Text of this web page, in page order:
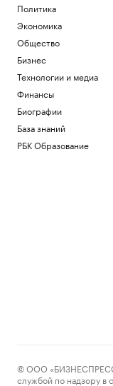
Политика
Экономика
Общество
Бизнес
Технологии и медиа
Финансы
Биографии
База знаний
РБК Образование
© ООО
службой по надзору в